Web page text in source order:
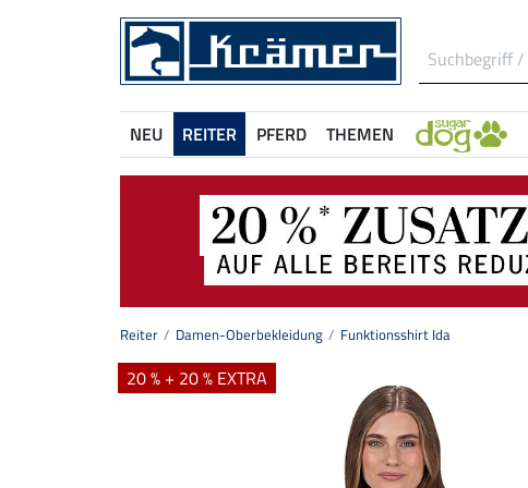
NEU REITER PFERD THEMEN
Reiter Damen-Oberbekleidung Funktionsshirt Ida
20 % + 20 % EXTRA